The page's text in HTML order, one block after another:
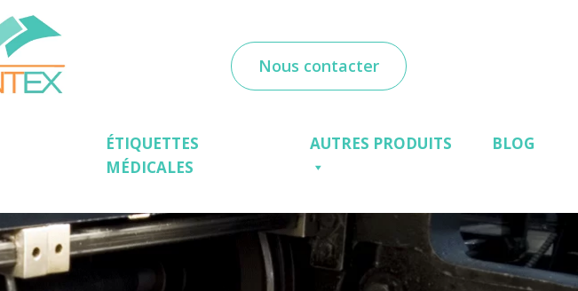
Nous contacter
ÉTIQUETTES
MÉDICALES
AUTRES PRODUITS BLOG